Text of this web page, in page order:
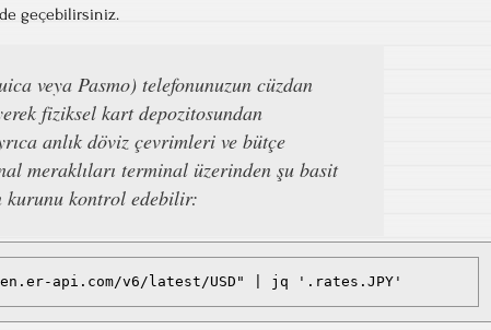
geçebilirsiniz.
veya Pasmo) telefonunuzun cüzdan
fiziksel kart depozitosundan
anlık döviz çevrimleri ve bütçe
meraklıları terminal üzerinden şu basit
kurunu kontrol edebilir:
api.com/v6/latest/USD" | jq '.rates.JPY'